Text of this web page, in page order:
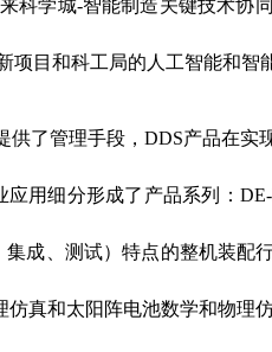
学城-智能制造关键技术协
目和科工局的人工智能和智
了管理手段，DDS产品在
用细分形成了产品系列：
成、测试）特点的整机装
真和太阳阵电池数学和物理仿